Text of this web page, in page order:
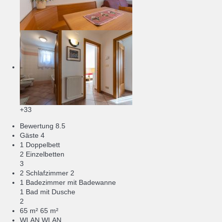
+33
Bewertung 8.5
Gäste 4
1 Doppelbett
2 Einzelbetten
3
2 Schlafzimmer 2
1 Badezimmer mit Badewanne
1 Bad mit Dusche
2
65 m² 65 m²
WLAN WLAN